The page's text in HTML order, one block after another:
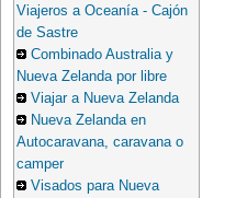
Viajeros a Oceanía - Cajón
de Sastre
Combinado Australia y
Nueva Zelanda por libre
Viajar a Nueva Zelanda
Nueva Zelanda en
Autocaravana, caravana o
camper
Visados para Nueva